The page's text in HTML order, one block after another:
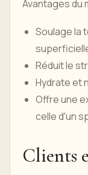
Avantages du
Soulage la
Réduit le
Hydrate et
Offre une
celle d'un
Clients